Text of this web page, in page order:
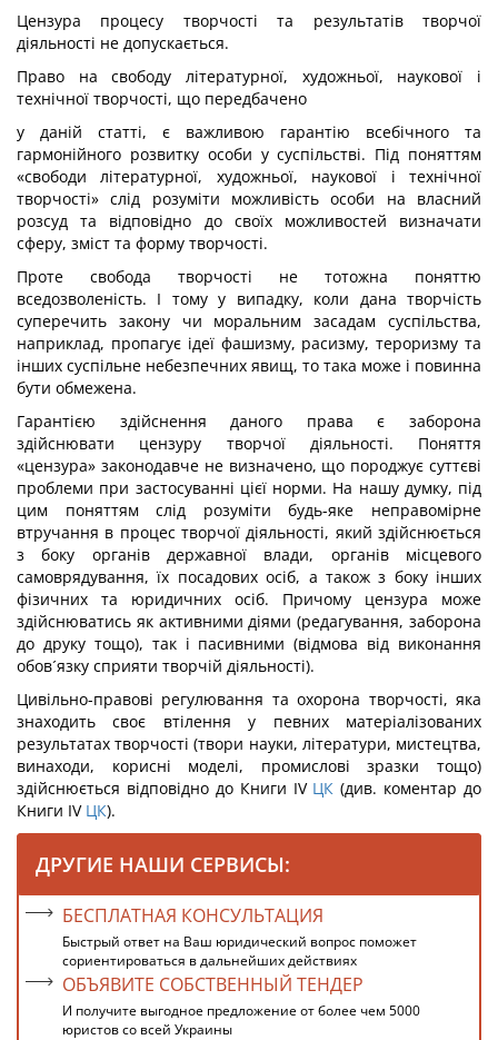
Цензура процесу творчості та результатів творчої
діяльності не допускається.
Право на свободу літературної, художньої, наукової і
технічної творчості, що передбачено
у даній статті, є важливою гарантію всебічного та
гармонійного розвитку особи у суспільстві. Під поняттям
«свободи літературної, художньої, наукової і технічної
творчості» слід розуміти можливість особи на власний
розсуд та відповідно до своїх можливостей визначати
сферу, зміст та форму творчості.
Проте свобода творчості не тотожна поняттю
вседозволеність. І тому у випадку, коли дана творчість
суперечить закону чи моральним засадам суспільства,
наприклад, пропагує ідеї фашизму, расизму, тероризму та
інших суспільне небезпечних явищ, то така може і повинна
бути обмежена.
Гарантією здійснення даного права є заборона
здійснювати цензуру творчої діяльності. Поняття
«цензура» законодавче не визначено, що породжує суттєві
проблеми при застосуванні цієї норми. На нашу думку, під
цим поняттям слід розуміти будь-яке неправомірне
втручання в процес творчої діяльності, який здійснюється
з боку органів державної влади, органів місцевого
самоврядування, їх посадових осіб, а також з боку інших
фізичних та юридичних осіб. Причому цензура може
здійснюватись як активними діями (редагування, заборона
до друку тощо), так і пасивними (відмова від виконання
обов´язку сприяти творчій діяльності).
Цивільно-правові регулювання та охорона творчості, яка
знаходить своє втілення у певних матеріалізованих
результатах творчості (твори науки, літератури, мистецтва,
винаходи, корисні моделі, промислові зразки тощо)
здійснюється відповідно до Книги IV ЦК (див. коментар до
Книги IV ЦК).
ДРУГИЕ НАШИ СЕРВИСЫ:
БЕСПЛАТНАЯ КОНСУЛЬТАЦИЯ
Быстрый ответ на Ваш юридический вопрос поможет
сориентироваться в дальнейших действиях
ОБЪЯВИТЕ СОБСТВЕННЫЙ ТЕНДЕР
И получите выгодное предложение от более чем 5000
юристов со всей Украины